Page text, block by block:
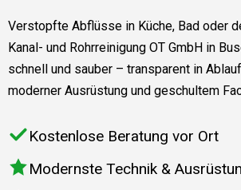
Verstopfte Abflüsse in Küche, Bad oder
Kanal- und Rohrreinigung OT GmbH in
schnell und sauber – transparent in
moderner Ausrüstung und geschultem
Kostenlose Beratung vor Ort
Modernste Technik &